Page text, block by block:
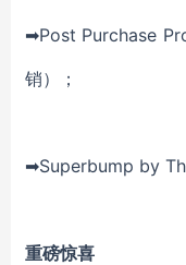
➡Post Purchase
销）；
➡Superbump by
重磅惊喜